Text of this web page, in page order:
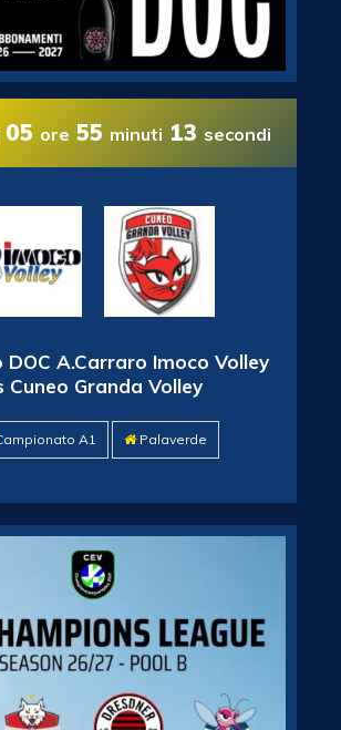
05 ore 55 minuti 12 secondi
DOC A.Carraro Imoco Volley
Cuneo Granda Volley
A1 Palaverde